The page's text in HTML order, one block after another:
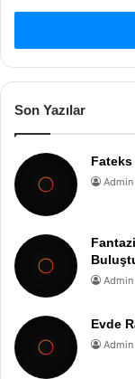
Son Yazılar
Fateks
Admin
Admin
Evde
Admin